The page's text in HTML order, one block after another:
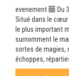
evenement
Du
Situé dans le cœur
le plus important
surnomment le
sortes de magies,
échoppes,